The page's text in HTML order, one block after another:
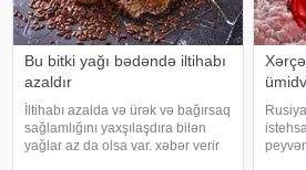
Bu bitki yağı bədəndə iltihabı
azaldır
İltihabı azalda və ürək və bağırsaq
sağlamlığını yaxşılaşdıra bilən
yağlar az da olsa var. xəbər verir